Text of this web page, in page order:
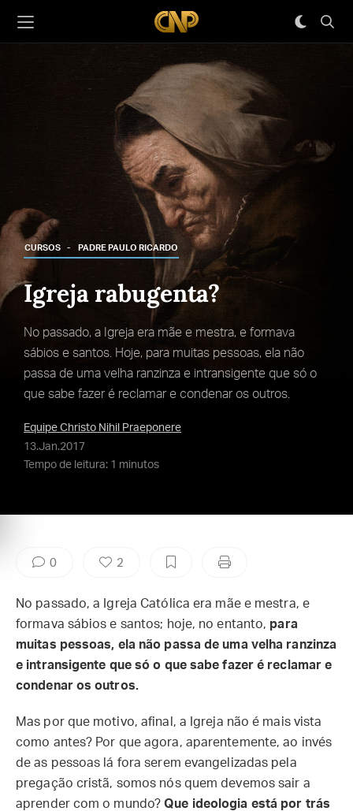
CURSOS PADRE PAULO RICARDO
Igreja rabugenta?
No passado, a Igreja era mãe e mestra, e formava
sábios e santos. Hoje, para muitas pessoas, ela não
passa de uma velha ranzinza e intransigente que só o
que sabe fazer é reclamar e condenar os outros.
Equipe Christo Nihil Praeponere
13.Jan.2017
Tempo de leitura: 1 minutos
0 2
No passado, a Igreja Católica era mãe e mestra, e
formava sábios e santos; hoje, no entanto, para
muitas pessoas, ela não passa de uma velha ranzinza
e intransigente que só o que sabe fazer é reclamar e
condenar os outros.
Mas por que motivo, afinal, a Igreja não é mais vista
como antes? Por que agora, aparentemente, ao invés
de as pessoas lá fora serem evangelizadas pela
pregação cristã, somos nós quem devemos sair a
aprender com o mundo?Que ideologia está por trás